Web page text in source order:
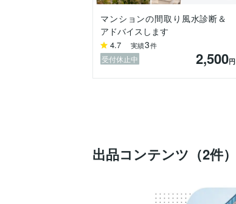
マンションの間取り風水診断＆
アドバイスします
4.7 実績3件
受付休止中 2,500円
出品コンテンツ（2件）